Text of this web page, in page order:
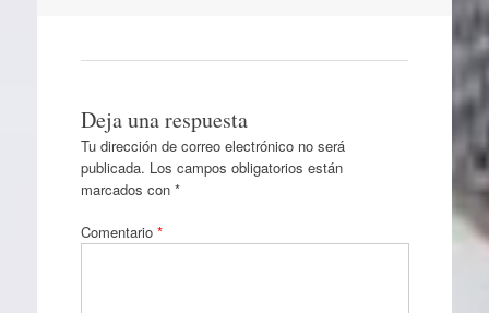
Deja una respuesta
Tu dirección de correo electrónico no será
publicada. Los campos obligatorios están
marcados con *
Comentario *